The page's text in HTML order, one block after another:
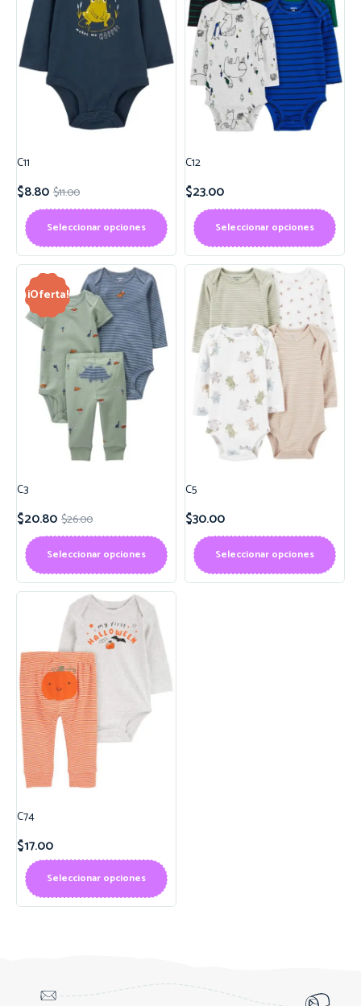
C11
$11.00
$8.80
Seleccionar opciones
C12
$23.00
Seleccionar opciones
¡Oferta!
C3
$26.00
$20.80
Seleccionar opciones
C5
$30.00
Seleccionar opciones
C74
$17.00
Seleccionar opciones